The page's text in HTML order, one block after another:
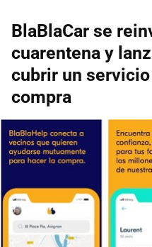
BlaBlaCar se
cuarentena y
cubrir un
compra